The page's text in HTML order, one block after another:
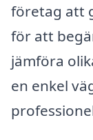
företag att
för att
jämföra
en enkel